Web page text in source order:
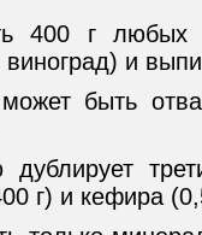
400 г любых
и
быть
г) и кефира